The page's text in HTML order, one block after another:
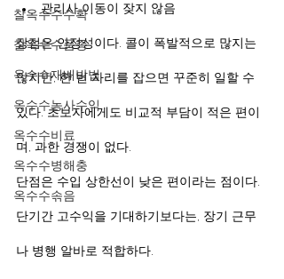
찰옥수수수확
찰옥수수품종
옥수수재배방법
옥수수농사수익
옥수수비료
옥수수병해충
옥수수솎음
관리사 이동이 잦지 않음
장점은 안정성이다. 콜이 폭발적으로 많지는
않지만, 한 번 자리를 잡으면 꾸준히 일할 수
있다. 초보자에게도 비교적 부담이 적은 편이
며, 과한 경쟁이 없다.
단점은 수입 상한선이 낮은 편이라는 점이다.
단기간 고수익을 기대하기보다는, 장기 근무
나 병행 알바로 적합하다.